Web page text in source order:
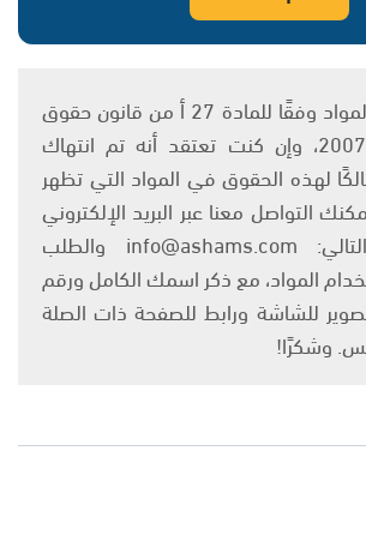
يتم الاستخدام المواد وفقًا للمادة 27 أ من قانون حقوق
التأليف والنشر 2007، وإن كنت تعتقد أنه تم انتهاك
لهذه الحقوق في المواد التي تظهر
التواصل معنا عبر البريد الإلكتروني
على العنوان التالي: info@ashams.com والطلب
المواد، مع ذكر اسمك الكامل ورقم
للشاشة ورابط للصفحة ذات الصلة
وشكرًا!